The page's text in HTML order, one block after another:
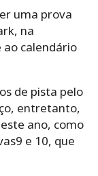
uma prova
na
calendário
de pista pelo
entretanto,
ano, como
e 10, que